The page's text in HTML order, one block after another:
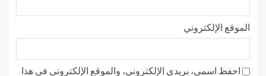
الموقع الإلكتروني
احفظ اسمي، بريدي الإلكتروني، والموقع الإلكتروني في هذا